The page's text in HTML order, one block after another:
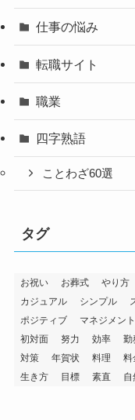
仕事の悩み
転職サイト
職業
四字熟語
ことわざ60選
タグ
お祝い お葬式 やり方
カジュアル
シンプル
ポジティブ
マネジメント
初対面
努力 効率 勤
対策
年賀状 料理 料
生き方
目標 素直 自